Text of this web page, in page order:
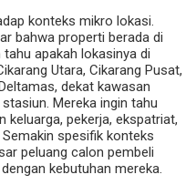
konteks mikro lokasi.
bahwa properti berada di
apakah lokasinya di
Utara, Cikarang Pusat,
dekat kawasan
Mereka ingin tahu
keluarga, pekerja, ekspatriat,
spesifik konteks
peluang calon pembeli
kebutuhan mereka.